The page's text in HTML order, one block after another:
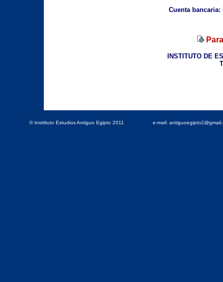
Cuenta bancaria:
INSTITUTO DE
© Insttituto Estudios Antiguo Egipto 2011 e-mail: